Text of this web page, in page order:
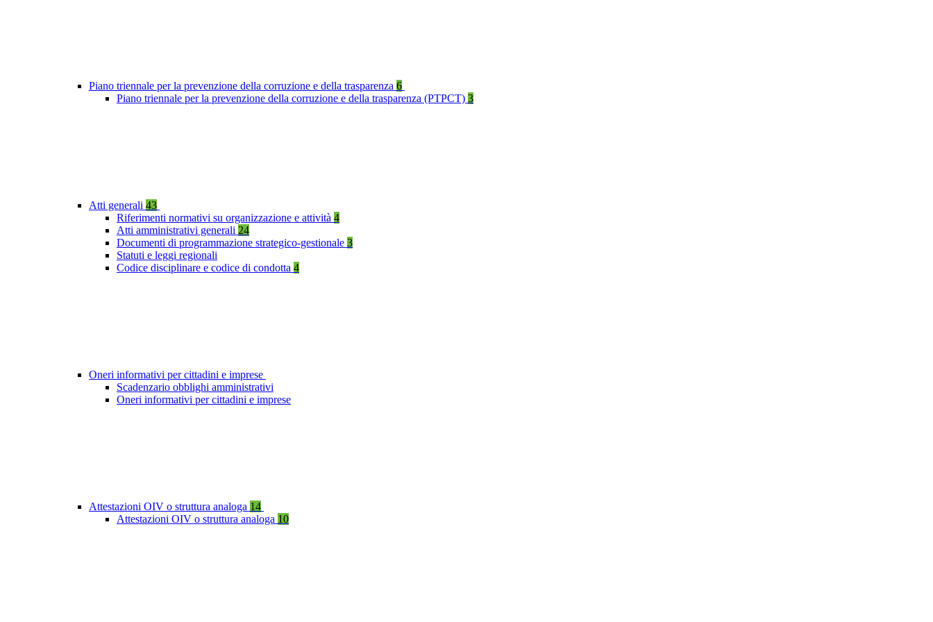
Piano triennale per la prevenzione della corruzione e della trasparenza 6
Piano triennale per la prevenzione della corruzione e della trasparenza (PTPCT) 3
Atti generali 43
Riferimenti normativi su organizzazione e attività 4
Atti amministrativi generali 24
Documenti di programmazione strategico-gestionale 3
Statuti e leggi regionali
Codice disciplinare e codice di condotta 4
Oneri informativi per cittadini e imprese
Scadenzario obblighi amministrativi
Oneri informativi per cittadini e imprese
Attestazioni OIV o struttura analoga 14
Attestazioni OIV o struttura analoga 10